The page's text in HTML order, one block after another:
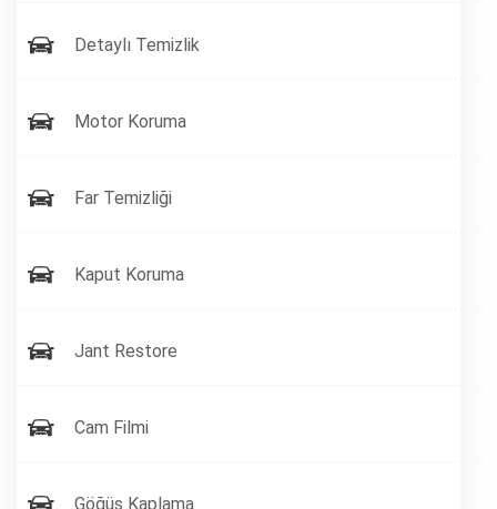
Detaylı Temizlik
Motor Koruma
Far Temizliği
Kaput Koruma
Jant Restore
Cam Filmi
Göğüs Kaplama